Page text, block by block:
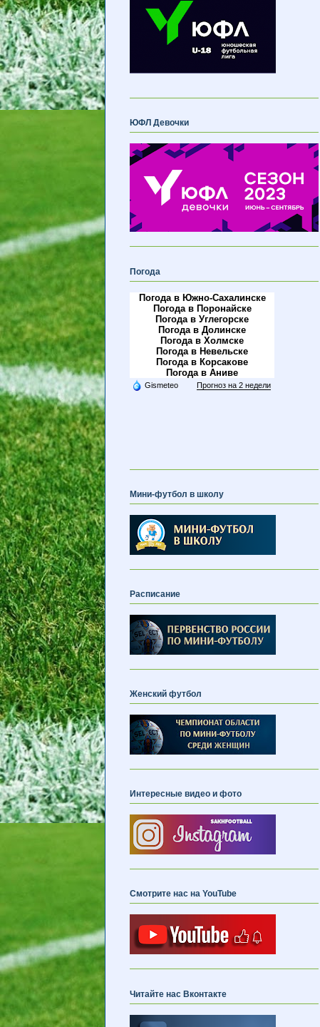
ЮФЛ Девочки
Погода
Погода в Южно-Сахалинске
Погода в Поронайске
Погода в Углегорске
Погода в Долинске
Погода в Холмске
Погода в Невельске
Погода в Корсакове
Погода в Аниве
Gismeteo Прогноз на 2 недели
Мини-футбол в школу
Расписание
Женский футбол
Интересные видео и фото
Смотрите нас на YouTube
Читайте нас Вконтакте